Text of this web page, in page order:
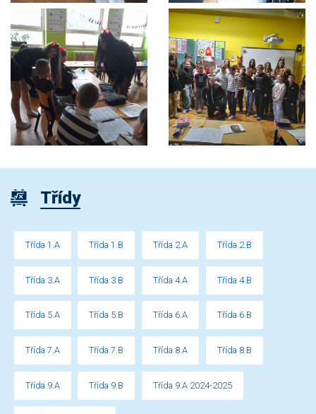
Třídy
Třída 1.A Třída 1.B Třída 2.A Třída 2.B
Třída 3.A Třída 3.B Třída 4.A Třída 4.B
Třída 5.A Třída 5.B Třída 6.A Třída 6.B
Třída 7.A Třída 7.B Třída 8.A Třída 8.B
Třída 9.A Třída 9.B Třída 9.A 2024-2025